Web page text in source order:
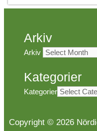
Arkiv
Arkiv
Kategorier
Kategorier
Copyright © 2026